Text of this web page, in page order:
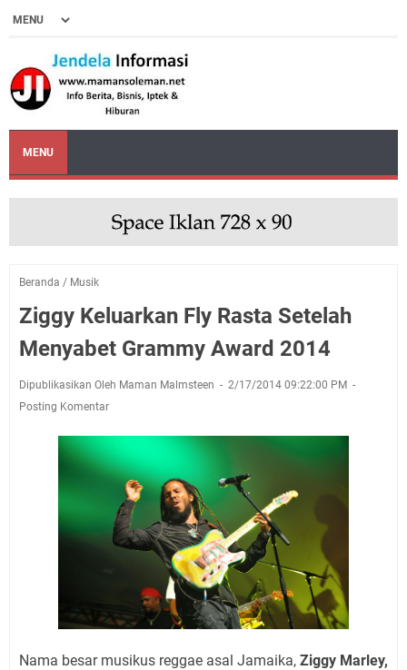
MENU
Beranda / Musik
Ziggy Keluarkan Fly Rasta Setelah
Menyabet Grammy Award 2014
Dipublikasikan Oleh Maman Malmsteen
2/17/2014 09:22:00 PM
Posting Komentar
Nama besar musikus reggae asal Jamaika, Ziggy Marley,